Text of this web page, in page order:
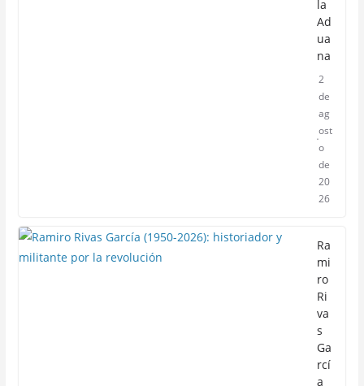
la
Ad
ua
na
2
de
ag
ost
o
de
20
26
Ra
mi
ro
Ri
va
s
Ga
rcí
a